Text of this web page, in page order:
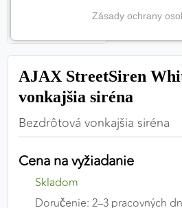
AJAX StreetSiren
vonkajšia siréna
Bezdrôtová vonkajšia siréna
Cena na vyžiadanie
Skladom
Doručenie: 2–3 pracovných
Tieto cookies sú potrebné
webovej stránky a bez nich
zabezpečiť jej plnú funkčnosť.
PREFERENČNÉ
Zásady ochrany